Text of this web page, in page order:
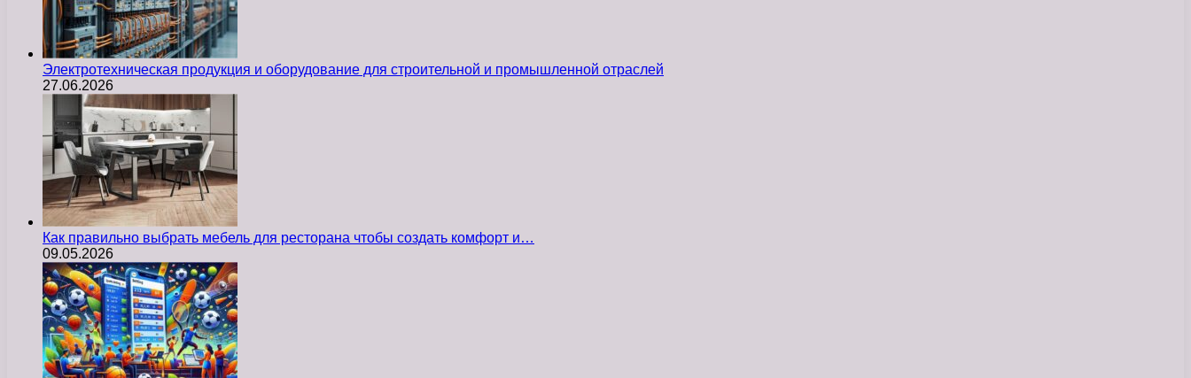
Электротехническая продукция и оборудование для строительной и промышленной отраслей
27.06.2026
Как правильно выбрать мебель для ресторана чтобы создать комфорт и…
09.05.2026